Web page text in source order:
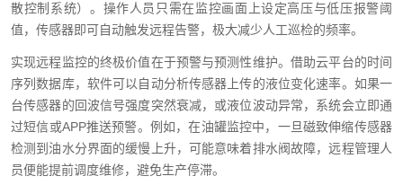
散控制系统）。操作人员只需在监控画面上设定高压与低压报警阈
值，传感器即可自动触发远程告警，极大减少人工巡检的频率。
实现远程监控的终极价值在于预警与预测性维护。借助云平台的时间
序列数据库，软件可以自动分析传感器上传的液位变化速率。如果一
台传感器的回波信号强度突然衰减，或液位波动异常，系统会立即通
过短信或APP推送预警。例如，在油罐监控中，一旦磁致伸缩传感器
检测到油水分界面的缓慢上升，可能意味着排水阀故障，远程管理人
员便能提前调度维修，避免生产停滞。